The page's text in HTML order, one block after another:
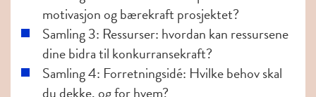
motivasjon og bærekraft prosjektet?
Samling 3: Ressurser: hvordan kan ressursene
dine bidra til konkurransekraft?
Samling 4: Forretningsidé: Hvilke behov skal